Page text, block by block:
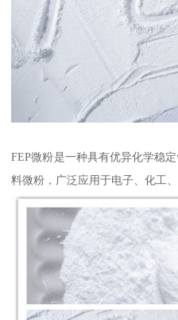
FEP微粉是一种具有优异化学稳
料微粉，广泛应用于电子、化工